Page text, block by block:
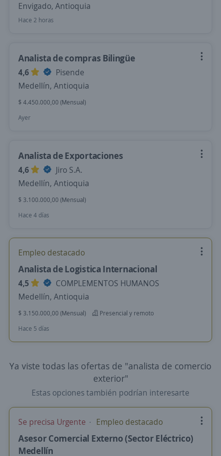
Envigado, Antioquia
Hace 2 horas
Analista de compras Bilingüe
4,6
Pisende
Medellín, Antioquia
$ 4.450.000,00 (Mensual)
Ayer
Analista de Exportaciones
4,6
Jiro S.A.
Medellín, Antioquia
$ 3.100.000,00 (Mensual)
Hace 4 días
Empleo destacado
Analista de Logistica Internacional
4,5
COMPLEMENTOS HUMANOS
Medellín, Antioquia
$ 3.150.000,00 (Mensual)
Presencial y remoto
Hace 5 días
Ya viste todas las ofertas de "analista de comercio
exterior"
Estas opciones también podrían interesarte
Se precisa Urgente Empleo destacado
Asesor Comercial Externo (Sector Eléctrico)
Medellín